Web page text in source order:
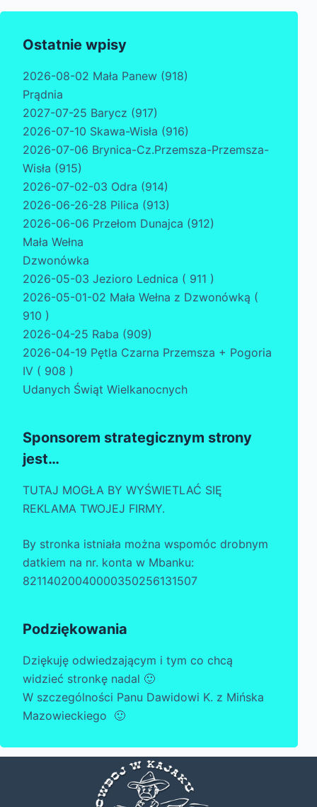
Ostatnie wpisy
2026-08-02 Mała Panew (918)
Prądnia
2027-07-25 Barycz (917)
2026-07-10 Skawa-Wisła (916)
2026-07-06 Brynica-Cz.Przemsza-Przemsza-
Wisła (915)
2026-07-02-03 Odra (914)
2026-06-26-28 Pilica (913)
2026-06-06 Przełom Dunajca (912)
Mała Wełna
Dzwonówka
2026-05-03 Jezioro Lednica ( 911 )
2026-05-01-02 Mała Wełna z Dzwonówką (
910 )
2026-04-25 Raba (909)
2026-04-19 Pętla Czarna Przemsza + Pogoria
IV ( 908 )
Udanych Świąt Wielkanocnych
Sponsorem strategicznym strony
jest…
TUTAJ MOGŁA BY WYŚWIETLAĆ SIĘ
REKLAMA TWOJEJ FIRMY.
By stronka istniała można wspomóc drobnym
datkiem na nr. konta w Mbanku:
82114020040000350256131507
Podziękowania
Dziękuję odwiedzającym i tym co chcą
widzieć stronkę nadal 🙂
W szczególności Panu Dawidowi K. z Mińska
Mazowieckiego 🙂